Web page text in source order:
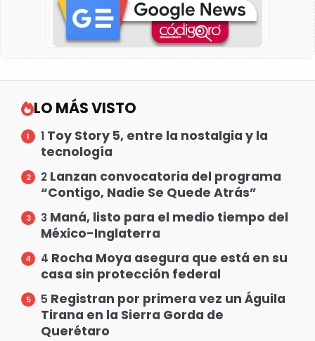
LO MÁS VISTO
1 Toy Story 5, entre la nostalgia y la
tecnología
2 Lanzan convocatoria del programa
“Contigo, Nadie Se Quede Atrás”
3 Maná, listo para el medio tiempo del
México-Inglaterra
4 Rocha Moya asegura que está en su
casa sin protección federal
5 Registran por primera vez un Águila
Tirana en la Sierra Gorda de
Querétaro